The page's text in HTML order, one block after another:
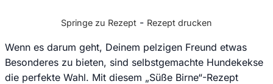
Springe zu Rezept - Rezept drucken
Wenn es darum geht, Deinem pelzigen Freund etwas
Besonderes zu bieten, sind selbstgemachte Hundekekse
die perfekte Wahl. Mit diesem „Süße Birne“-Rezept